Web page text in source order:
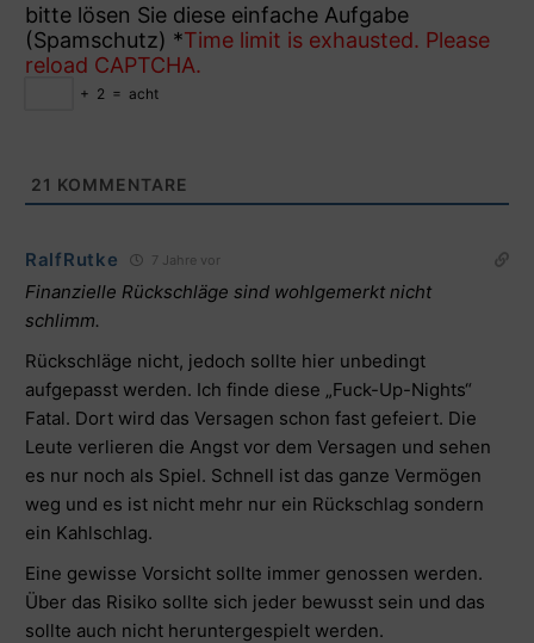
bitte lösen Sie diese einfache Aufgabe
(Spamschutz) *Time limit is exhausted. Please
reload CAPTCHA.
+ 2 = acht
21 KOMMENTARE
RalfRutke 7 Jahre vor
Finanzielle Rückschläge sind wohlgemerkt nicht
schlimm.
Rückschläge nicht, jedoch sollte hier unbedingt
aufgepasst werden. Ich finde diese „Fuck-Up-Nights“
Fatal. Dort wird das Versagen schon fast gefeiert. Die
Leute verlieren die Angst vor dem Versagen und sehen
es nur noch als Spiel. Schnell ist das ganze Vermögen
weg und es ist nicht mehr nur ein Rückschlag sondern
ein Kahlschlag.
Eine gewisse Vorsicht sollte immer genossen werden.
Über das Risiko sollte sich jeder bewusst sein und das
sollte auch nicht heruntergespielt werden.